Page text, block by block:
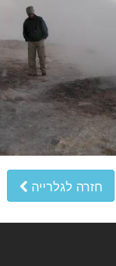
חזרה לגלרייה